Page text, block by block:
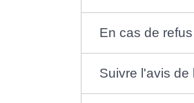
En cas de
Suivre l'avis